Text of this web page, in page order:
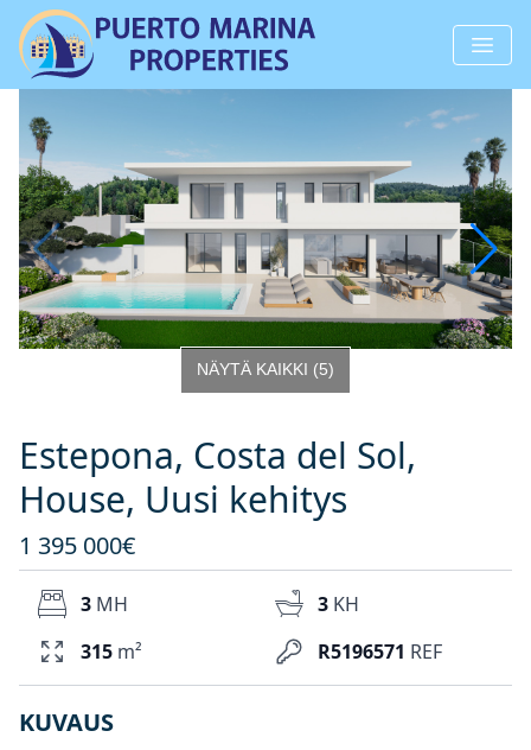
NÄYTÄ KAIKKI (5)
Estepona, Costa del Sol,
House, Uusi kehitys
1 395 000€
R5196571 REF
3 MH 3 KH
315 m²
KUVAUS